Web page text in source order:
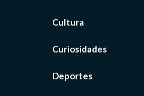
Cultura
Curiosidades
Deportes